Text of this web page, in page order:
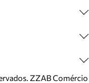
ZZAB Comércio